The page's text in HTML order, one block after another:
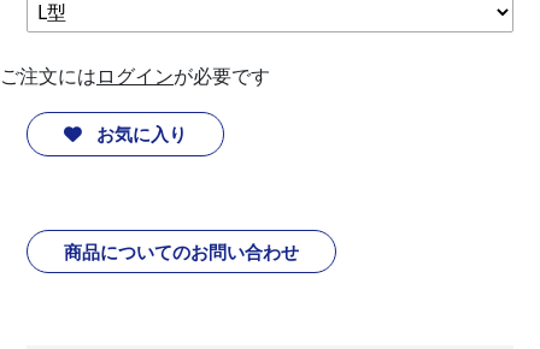
ご注文にはログインが必要です
お気に入り
商品についてのお問い合わせ